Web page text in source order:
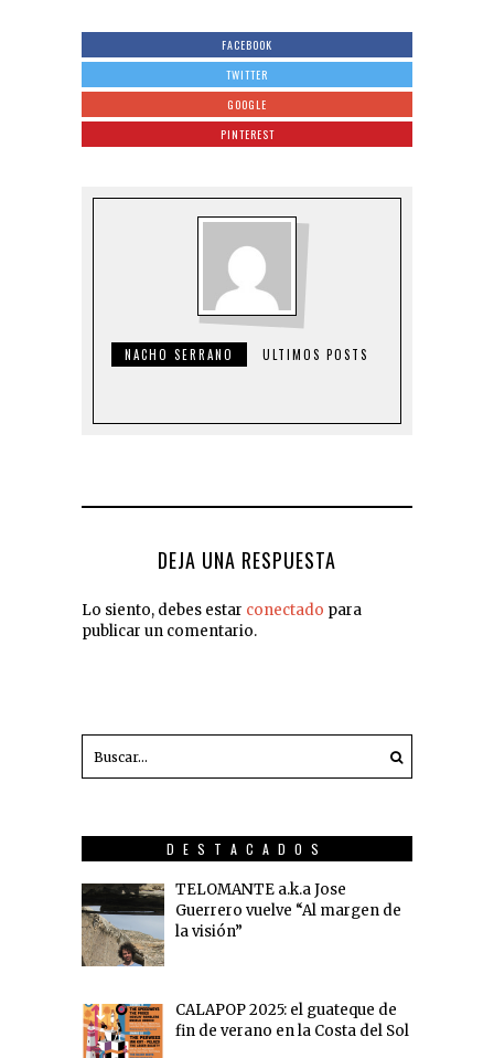
FACEBOOK
TWITTER
GOOGLE
PINTEREST
NACHO SERRANO ULTIMOS POSTS
DEJA UNA RESPUESTA
Lo siento, debes estar conectado para
publicar un comentario.
DESTACADOS
TELOMANTE a.k.a Jose
Guerrero vuelve “Al margen de
la visión”
CALAPOP 2025: el guateque de
fin de verano en la Costa del Sol